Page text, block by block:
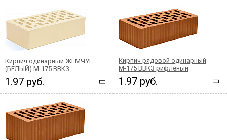
Кирпич одинарный ЖЕМЧУГ
(БЕЛЫЙ) М-175 ВВКЗ
1.97 руб.
Кирпич рядовой одинарный
М-175 ВВКЗ рифленый
1.97 руб.